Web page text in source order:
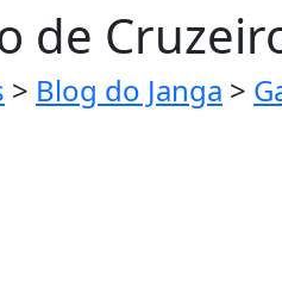
de
> Blog do Janga >